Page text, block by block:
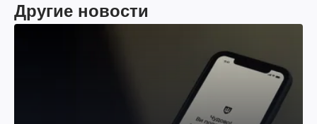
Другие новости